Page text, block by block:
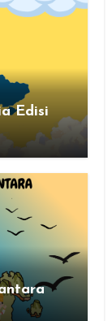
Edisi